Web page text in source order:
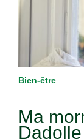
Bien-être
Ma
Dadolle